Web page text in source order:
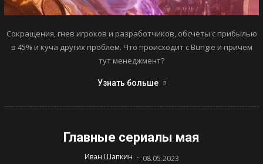
Сокращения, гнев игроков и разработчиков, обсчеты с прибылью
в 45% и куча других проблем. Что происходит с Bungie и причем
тут менеджмент?
Узнать больше
Главные сериалы мая
Иван Шапкин - 08.05.2023